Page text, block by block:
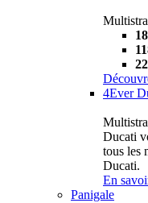
4Ever
Ducati
tous les
Ducati.
En
Panigale